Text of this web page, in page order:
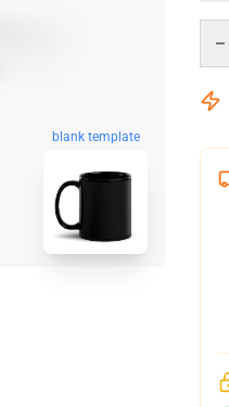
blank template